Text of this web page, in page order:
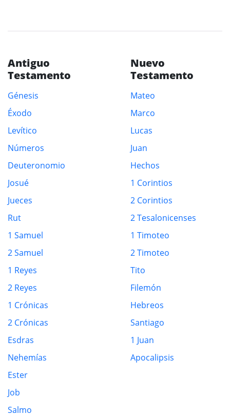
Antiguo
Testamento
Génesis
Éxodo
Levítico
Números
Deuteronomio
Josué
Jueces
Rut
1 Samuel
2 Samuel
1 Reyes
2 Reyes
1 Crónicas
2 Crónicas
Esdras
Nehemías
Ester
Job
Salmo
Nuevo
Testamento
Mateo
Marco
Lucas
Juan
Hechos
1 Corintios
2 Corintios
2 Tesalonicenses
1 Timoteo
2 Timoteo
Tito
Filemón
Hebreos
Santiago
1 Juan
Apocalipsis